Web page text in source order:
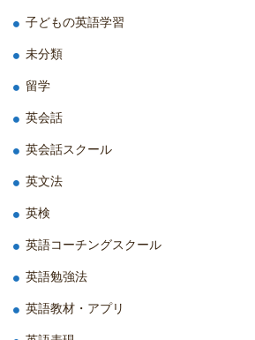
子どもの英語学習
未分類
留学
英会話
英会話スクール
英文法
英検
英語コーチングスクール
英語勉強法
英語教材・アプリ